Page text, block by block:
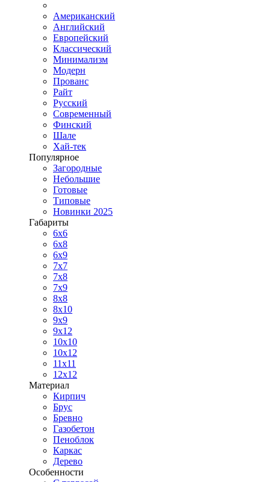
Американский
Английский
Европейский
Классический
Минимализм
Модерн
Прованс
Райт
Русский
Современный
Финский
Шале
Хай-тек
Популярное
Загородные
Небольшие
Готовые
Типовые
Новинки 2025
Габариты
6x6
6x8
6x9
7x7
7x8
7x9
8x8
8x10
9x9
9x12
10x10
10x12
11x11
12x12
Материал
Кирпич
Брус
Бревно
Газобетон
Пеноблок
Каркас
Дерево
Особенности